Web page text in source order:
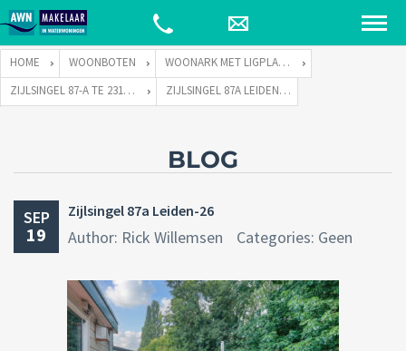
HOME WOONBOTEN
WOONARK MET LIGPLAATS
ZIJLSINGEL 87-A TE 2315 KH LEIDEN
ZIJLSINGEL 87A LEIDEN-26
BLOG
SEP
19
Zijlsingel 87a Leiden-26
Author: Rick Willemsen Categories: Geen